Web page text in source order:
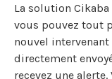
La solution Cikaba
vous pouvez tout
nouvel
directement
recevez une